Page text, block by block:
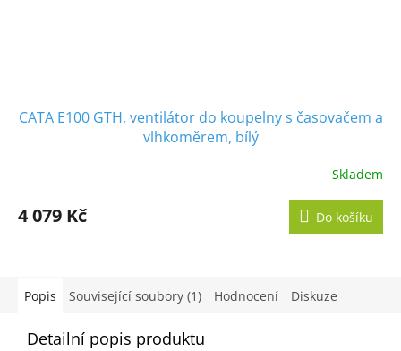
CATA E100 GTH, ventilátor do koupelny s časovačem a
vlhkoměrem, bílý
produktu
je
hvězdiček.
Skladem
4 079 Kč Do košíku
Popis Související soubory (1) Hodnocení Diskuze
Detailní popis produktu